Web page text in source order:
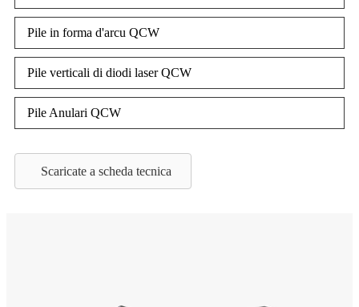
Pile in forma d'arcu QCW
Pile verticali di diodi laser QCW
Pile Anulari QCW
Scaricate a scheda tecnica